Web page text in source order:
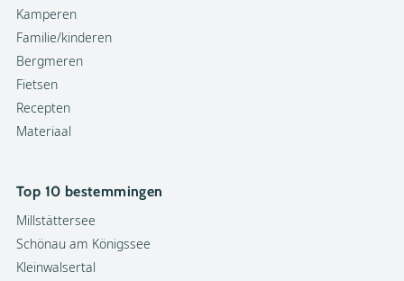
Kamperen
Familie/kinderen
Bergmeren
Fietsen
Recepten
Materiaal
Top 10 bestemmingen
Millstättersee
Schönau am Königssee
Kleinwalsertal